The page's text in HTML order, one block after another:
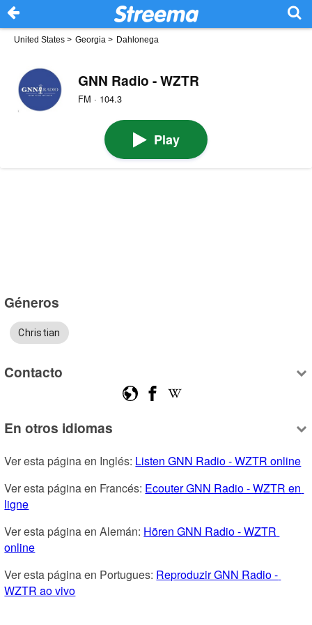
United States > Georgia > Dahlonega
GNN Radio - WZTR
FM · 104.3
Play
Géneros
Christian
Contacto
En otros idiomas
Ver esta página en Inglés: Listen GNN Radio - WZTR online
Ver esta página en Francés: Ecouter GNN Radio - WZTR en
ligne
Ver esta página en Alemán: Hören GNN Radio - WZTR
online
Ver esta página en Portugues: Reproduzir GNN Radio -
WZTR ao vivo